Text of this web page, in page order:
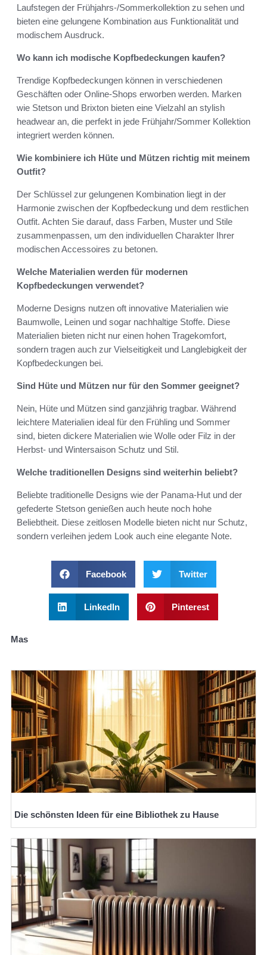
Laufstegen der Frühjahrs-/Sommerkollektion zu sehen und
bieten eine gelungene Kombination aus Funktionalität und
modischem Ausdruck.
Wo kann ich modische Kopfbedeckungen kaufen?
Trendige Kopfbedeckungen können in verschiedenen
Geschäften oder Online-Shops erworben werden. Marken
wie Stetson und Brixton bieten eine Vielzahl an stylish
headwear an, die perfekt in jede Frühjahr/Sommer Kollektion
integriert werden können.
Wie kombiniere ich Hüte und Mützen richtig mit meinem
Outfit?
Der Schlüssel zur gelungenen Kombination liegt in der
Harmonie zwischen der Kopfbedeckung und dem restlichen
Outfit. Achten Sie darauf, dass Farben, Muster und Stile
zusammenpassen, um den individuellen Charakter Ihrer
modischen Accessoires zu betonen.
Welche Materialien werden für modernen
Kopfbedeckungen verwendet?
Moderne Designs nutzen oft innovative Materialien wie
Baumwolle, Leinen und sogar nachhaltige Stoffe. Diese
Materialien bieten nicht nur einen hohen Tragekomfort,
sondern tragen auch zur Vielseitigkeit und Langlebigkeit der
Kopfbedeckungen bei.
Sind Hüte und Mützen nur für den Sommer geeignet?
Nein, Hüte und Mützen sind ganzjährig tragbar. Während
leichtere Materialien ideal für den Frühling und Sommer
sind, bieten dickere Materialien wie Wolle oder Filz in der
Herbst- und Wintersaison Schutz und Stil.
Welche traditionellen Designs sind weiterhin beliebt?
Beliebte traditionelle Designs wie der Panama-Hut und der
gefederte Stetson genießen auch heute noch hohe
Beliebtheit. Diese zeitlosen Modelle bieten nicht nur Schutz,
sondern verleihen jedem Look auch eine elegante Note.
Facebook Twitter
LinkedIn Pinterest
Mas
Die schönsten Ideen für eine Bibliothek zu Hause